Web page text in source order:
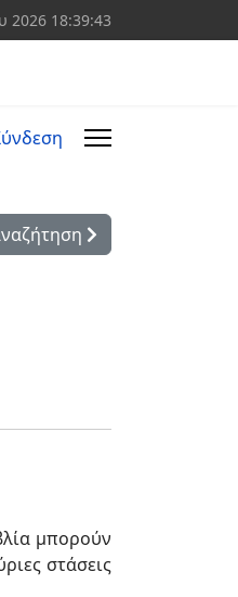
2026 18:39:43
μπορούν
στάσεις